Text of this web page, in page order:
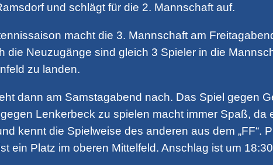
und schlägt für die 2. Mannschaft auf.
macht die 3. Mannschaft am
die Neuzugänge sind gleich 3 Spieler in die
zu landen.
dann am Samstagabend nach. Das Spiel gegen
Lenkerbeck zu spielen macht immer Spaß,
kennt die Spielweise des anderen aus dem „FF“.
ein Platz im oberen Mittelfeld. Anschlag ist um